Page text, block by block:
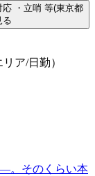
・立哨 等(東京都
る
ア/日勤）
。そのくらい本